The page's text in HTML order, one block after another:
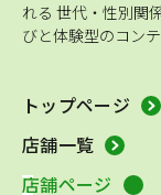
れる 世代・性別関
びと体験型のコンテ
トップページ
店舗一覧
店舗ページ